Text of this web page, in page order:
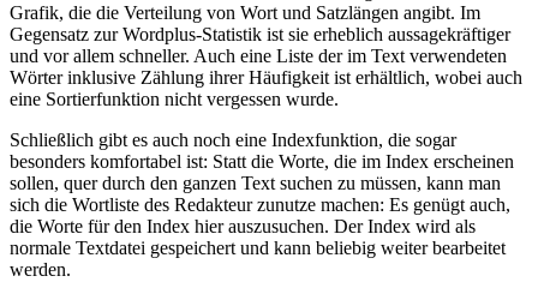
Grafik, die die Verteilung von Wort und Satzlängen angibt. Im
Gegensatz zur Wordplus-Statistik ist sie erheblich aussagekräftiger
und vor allem schneller. Auch eine Liste der im Text verwendeten
Wörter inklusive Zählung ihrer Häufigkeit ist erhältlich, wobei auch
eine Sortierfunktion nicht vergessen wurde.
Schließlich gibt es auch noch eine Indexfunktion, die sogar
besonders komfortabel ist: Statt die Worte, die im Index erscheinen
sollen, quer durch den ganzen Text suchen zu müssen, kann man
sich die Wortliste des Redakteur zunutze machen: Es genügt auch,
die Worte für den Index hier auszusuchen. Der Index wird als
normale Textdatei gespeichert und kann beliebig weiter bearbeitet
werden.